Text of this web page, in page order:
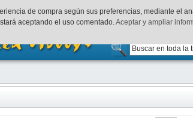
Acceder
de compra según sus preferencias, mediante el
aceptando el uso comentado.Aceptar y ampliar